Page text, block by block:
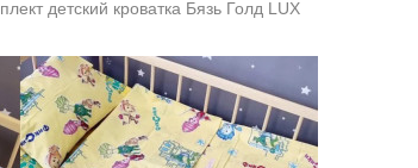
детский кроватка Бязь Голд LUX